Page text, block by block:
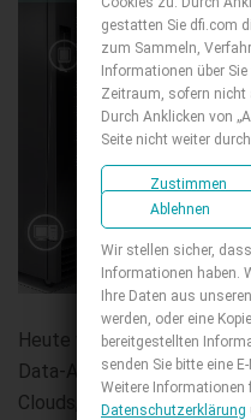
Heute werden Daten
Data-Analysen schneller
Clouds, Rechenzentren,
gestatten Sie dfi.com
zum Sammeln,
Informationen über
Zeitraum, sofern nicht
Durch Anklicken von
Seite nicht weiter
Zustimmen
Ablehnen
Wir stellen sicher,
Informationen haben.
Ihre Daten aus
werden, oder eine
bereitgestellten
senden Sie bitte eine
Weitere Informationen
Datenschutzerklärung